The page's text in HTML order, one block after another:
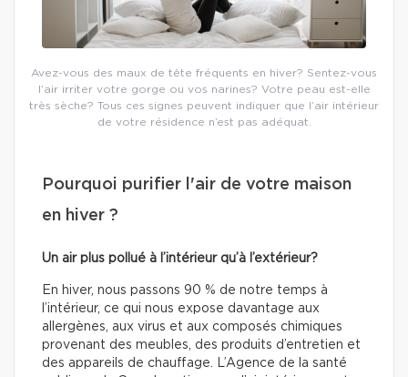
Avez-vous des maux de tête fréquents en hiver? Sentez-vous
l’air irriter votre gorge ou vos narines? Votre peau est-elle
très sèche? Tous ces signes peuvent indiquer que l’air intérieur
de votre résidence n’est pas adéquat.
Pourquoi purifier l'air de votre maison
en hiver ?
Un air plus pollué à l’intérieur qu’à l’extérieur?
En hiver, nous passons 90 % de notre temps à
l’intérieur, ce qui nous expose davantage aux
allergènes, aux virus et aux composés chimiques
provenant des meubles, des produits d’entretien et
des appareils de chauffage. L’Agence de la santé